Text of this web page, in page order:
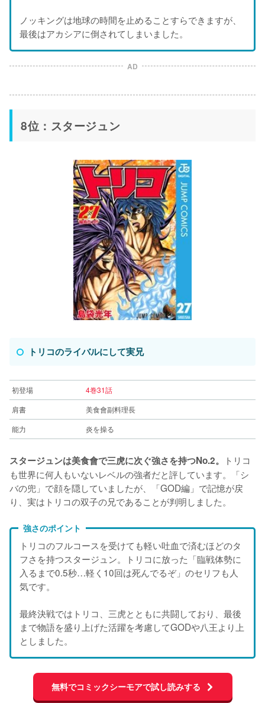
ノッキングは地球の時間を止めることすらできますが、
最後はアカシアに倒されてしまいました。
AD
8位：スタージュン
トリコのライバルにして実兄
初登場
4巻31話
肩書
美食會副料理長
能力
炎を操る
スタージュンは美食會で三虎に次ぐ強さを持つNo.2。
トリコ
も世界に何人もいないレベルの強者だと評しています。「シ
バの兜」で顔を隠していましたが、「GOD編」で記憶が戻
り、実はトリコの双子の兄であることが判明しました。
強さのポイント
トリコのフルコースを受けても軽い吐血で済むほどのタ
フさを持つスタージュン。トリコに放った「臨戦体勢に
入るまで0.5秒…軽く10回は死んでるぞ」のセリフも人
気です。
最終決戦ではトリコ、三虎とともに共闘しており、最後
まで物語を盛り上げた活躍を考慮してGODや八王より上
としました。
無料でコミックシーモアで試し読みする